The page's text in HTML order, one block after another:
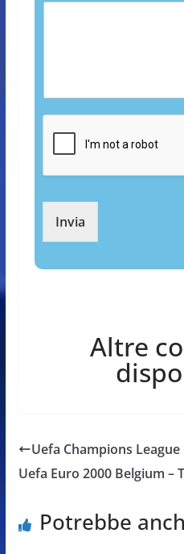
Invia
Altre
Uefa Champions
Uefa Euro 2000 Belgium –
Potrebbe